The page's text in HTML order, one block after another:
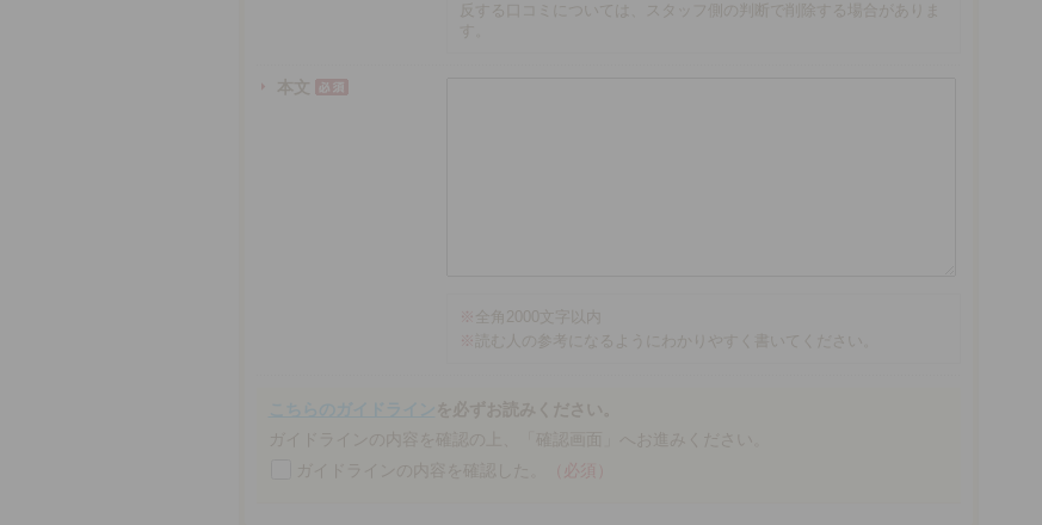
反する口コミについては、スタッフ側の判断で削除する場合がありま
本文
※ 全角2000文字以内
※ 読む人の参考になるようにわかりやすく書いてください。
（必須）